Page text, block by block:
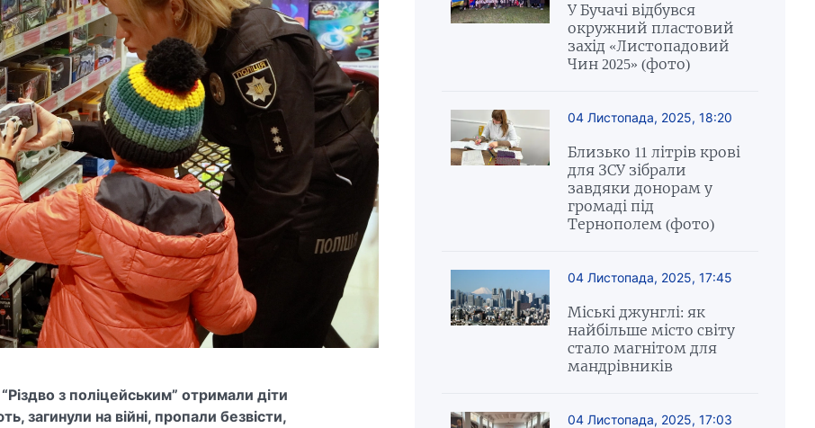
з поліцейським” отримали діти
загинули на війні, пропали безвісти,
У Бучачі відбувся
окружний пластовий
захід «Листопадовий
Чин 2025» (фото)
04 Листопада, 2025, 18:20
Близько 11 літрів крові
для ЗСУ зібрали
завдяки донорам у
громаді під
Тернополем (фото)
04 Листопада, 2025, 17:45
Міські джунглі: як
найбільше місто світу
стало магнітом для
мандрівників
04 Листопада, 2025, 17:03